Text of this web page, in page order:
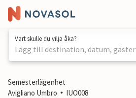
Vart skulle du vilja åka?
Lägg till destination, datum, gäster
1 / 37
Semesterlägenhet
Avigliano Umbro
IUO008